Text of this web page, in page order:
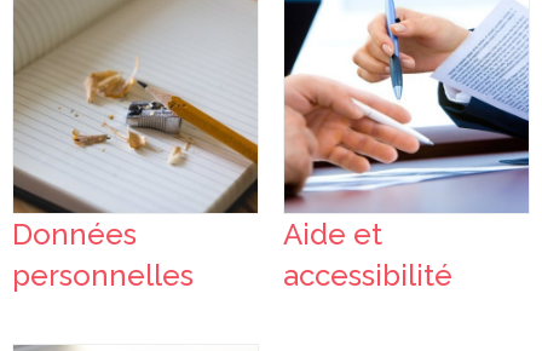
Données
personnelles
Aide et
accessibilité